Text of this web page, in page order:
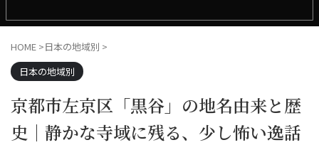
HOME >日本の地域別 >
日本の地域別
京都市左京区「黒谷」の地名由来と歴
史｜静かな寺域に残る、少し怖い逸話